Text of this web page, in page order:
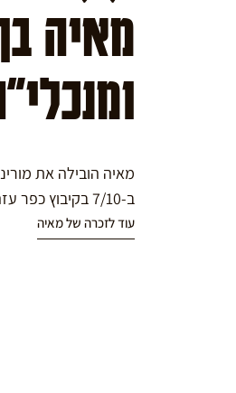
מאיה
מאיה הובילה את
ב-7/10 בקיבוץ כפר עזה. אנחנו כאן להמשיך את דרכה במורינגה.
עוד לזכרה של מאיה